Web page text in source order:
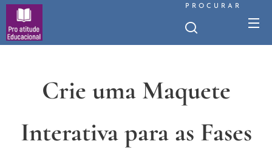
PROCURAR
Crie uma Maquete
Interativa para as Fases